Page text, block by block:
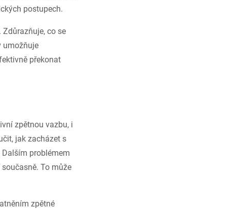
postupech.
co se
umožňuje
překonat
zpětnou vazbu, i
jak zacházet s
problémem
To může
zpětné